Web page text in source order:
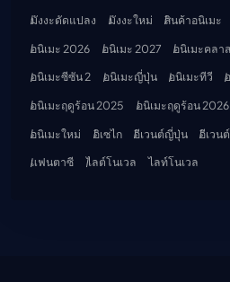
มังงะดัดแปลง
มังงะใหม่ สินค้าอนิเมะ
อนิเมะ 2026
อนิเมะ 2027 อนิเมะคลา
อนิเมะซีซัน 2
อนิเมะญี่ปุ่น อนิเมะทีวี
อนิเมะฤดูร้อน 2025
อนิเมะฤดูร้อน 2026
อนิเมะใหม่
อิเซไก อีเวนต์ญี่ปุ่น อีเวน
แฟนตาซี
ไลต์โนเวล ไลท์โนเวล